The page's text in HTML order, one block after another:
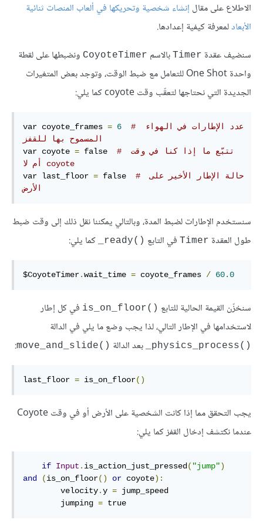
الاطلاع على مقال إنشاء شخصية وتحريكها في ألعاب المنصات ثنائية
الأبعادلمعرفة كيفية إعدادها.
سنضيف عقدة Timer بالاسم CoyoteTimer ونضبطها على لقطة
واحدة One Shot للتعامل مع ضبط الوقت، وتوجد بعض المتغيرات
الجديدة التي نحتاجها لتعقّب وقت coyote كما يلي:
var coyote_frames = 6
# عدد الإطارات في الهواء
المسموح بها للقفز
var coyote = false # تتبّع ما إذا كنا في وقت‫
coyote أم لا
var last_floor = false # حالة الإطار الأخير على
الأرض
سنستخدم الإطارات لضبط المدة، وبالتالي يمكننا نقل ذلك إلى وقت ضبط
طول العقدة Timer في التابع ‎_ready()‎ كما يلي:
$CoyoteTimer.wait_time = coyote_frames / 60.0
سنخزّن القيمة الحالية للتابع is_on_floor()‎ في كل إطار
لاستخدامها في الإطار التالي، لذا يجب وضع ما يلي في الدالة
‎_physics_process()‎ بعد الدالة move_and_slide()‎
:
last_floor = is_on_floor()
يجب التحقق مما إذا كانت الشخصية على الأرض أو في وقت Coyote
عندما نكتشف إدخال القفز كما يلي:
if Input . is_action_just_pressed ( "jump")
and
(is_on_floor() or coyote):
        velocity
.y = jump_speed
        jumping
= true